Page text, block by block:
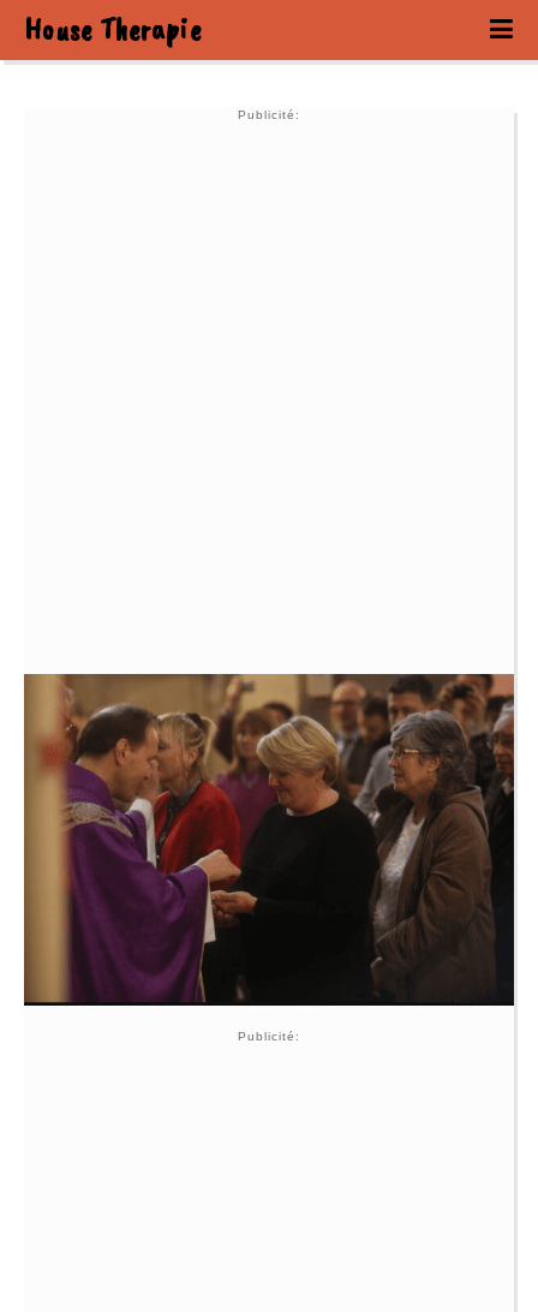
House Therapie
Publicité:
Publicité: